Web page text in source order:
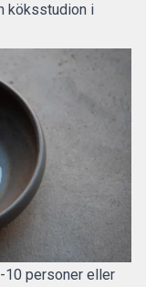
köksstudion i
10 personer eller